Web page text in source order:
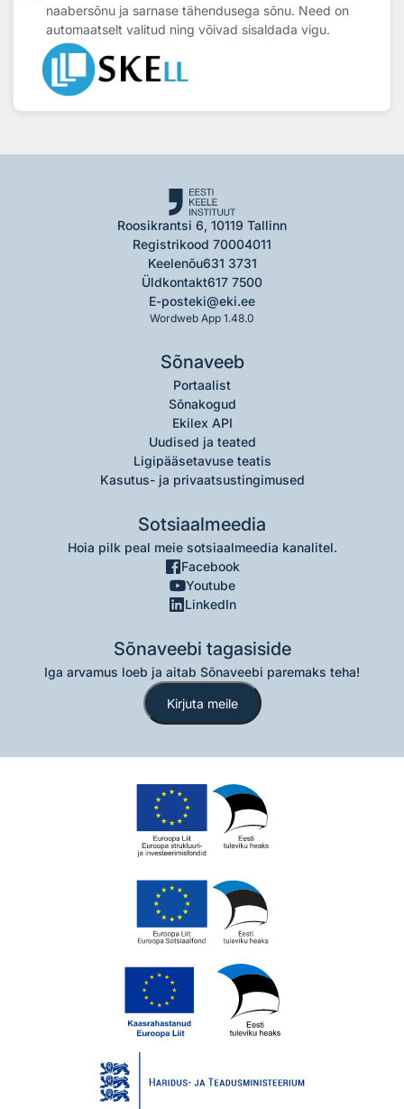
naabersõnu ja sarnase tähendusega sõnu. Need on
automaatselt valitud ning võivad sisaldada vigu.
Roosikrantsi 6, 10119 Tallinn
Registrikood 70004011
Keelenõu631 3731
Üldkontakt617 7500
E-posteki@eki.ee
Wordweb App 1.48.0
Sõnaveeb
Portaalist
Sõnakogud
Ekilex API
Uudised ja teated
Ligipääsetavuse teatis
Kasutus- ja privaatsustingimused
Sotsiaalmeedia
Hoia pilk peal meie sotsiaalmeedia kanalitel.
Facebook
Youtube
LinkedIn
Sõnaveebi tagasiside
Iga arvamus loeb ja aitab Sõnaveebi paremaks teha!
Kirjuta meile